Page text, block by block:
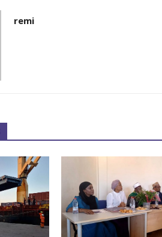
remi